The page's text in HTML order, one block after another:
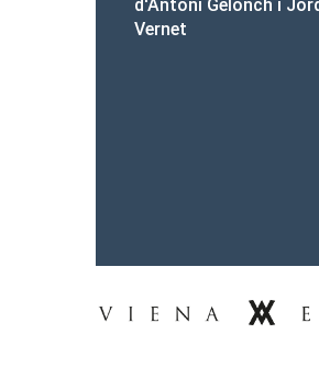
Tel.: 93-453.55.00